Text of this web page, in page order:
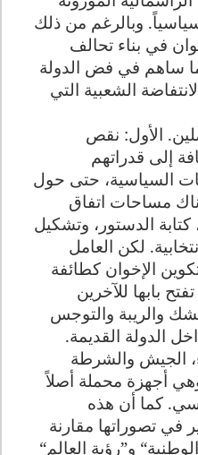
. وبالرغم من ذلك
في بناء تحالف
ساهم في فض الدولة
الشعبية التي
الأول: نقص
إلى قدراتهم
السياسية، حتى حول
مساحات اتفاق
الدستور، وتشكيل
لكن العامل
الإخوان كطائفة
بابها للآخرين
والريبة والتوجس
الدولة القديمة.
الجيش والشرطة
أجهزة محملة أصلاً
كما أن هذه
في تصوراتها مقارنة
و”رؤية العالم“